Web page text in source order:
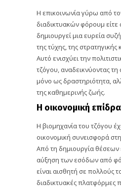
Η επικοινωνία γύρω από
διαδικτυακών φόρουμ είτε
δημιουργεί μια ευρεία
της τύχης, της στρατηγικής
Αυτό ενισχύει την
τζόγου, αναδεικνύοντας τη
μόνο ως δραστηριότητα,
της καθημερινής ζωής.
Η οικονομική
Η βιομηχανία του τζόγου
οικονομική συνεισφορά
Από τη δημιουργία θέσεων
αύξηση των εσόδων από
είναι αισθητή σε πολλούς
διαδικτυακές πλατφόρμες